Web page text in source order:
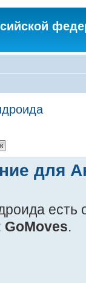
для
есть
GoMoves.